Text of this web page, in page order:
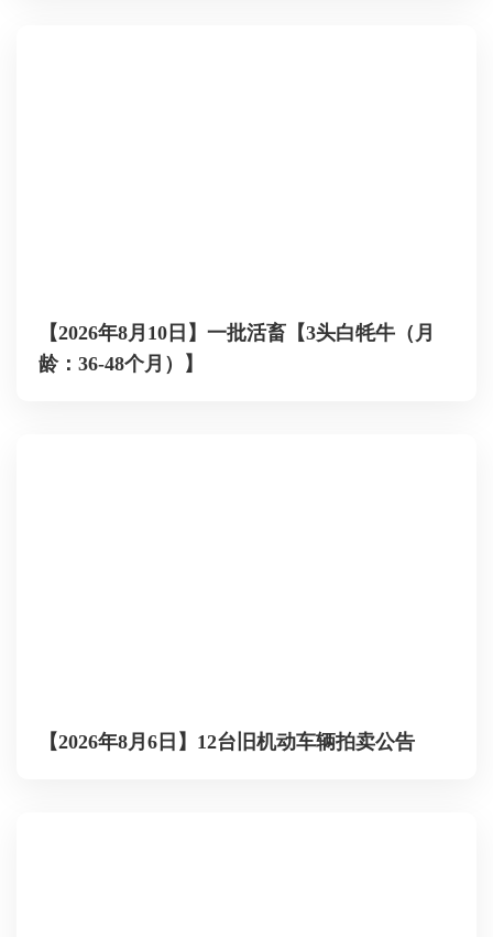
【2026年8月10日】一批活畜【3头白牦牛（月
龄：36-48个月）】
【2026年8月6日】12台旧机动车辆拍卖公告